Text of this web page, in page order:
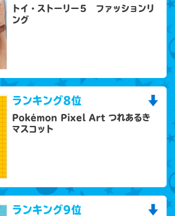
トイ・ストーリー５ ファッションリ
ング
ランキング8位
Pokémon Pixel Art つれあるき
マスコット
ランキング9位